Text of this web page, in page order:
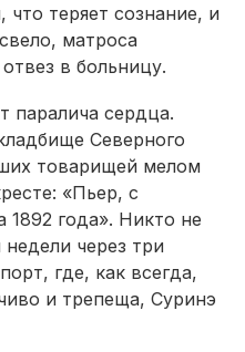
что теряет сознание, и
матроса
в больницу.
паралича сердца.
Северного
товарищей мелом
«Пьер, с
1892 года». Никто не
через три
где, как всегда,
и трепеща, Суринэ